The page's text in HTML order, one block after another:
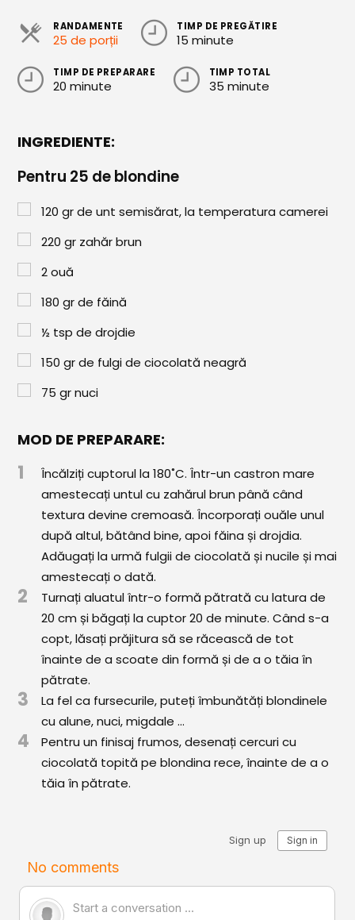
Conserve
Sirop / Compot
Garnituri
Pâine
Paste & Risotto
Patiserie
Aluaturi Dulci
Aluaturi Sărate
Pizza
Rețete cu Carne
Rețete Vegetariene
Salate
Sandwichuri și Wraps
Supe și Ciorbe
Rețete Video
Comunitatea
iCooking
Librărie
Adaugă o rețetă
Cum adăugăm o rețetă
Regulament de postare
CONCURS
RANDAMENTE
25 de porții
TIMP DE PREGĂTIRE
15 minute
TIMP DE PREPARARE
20 minute
TIMP TOTAL
35 minute
INGREDIENTE:
Pentru 25 de blondine
120 gr de unt semisărat, la temperatura camerei
220 gr zahăr brun
2 ouă
180 gr de făină
½ tsp de drojdie
150 gr de fulgi de ciocolată neagră
75 gr nuci
MOD DE PREPARARE:
1
Încălziți cuptorul la 180˚C. Într-un castron mare
amestecați untul cu zahărul brun până când
textura devine cremoasă. Încorporați ouăle unul
după altul, bătând bine, apoi făina și drojdia.
Adăugați la urmă fulgii de ciocolată și nucile și mai
amestecați o dată.
2
Turnați aluatul într-o formă pătrată cu latura de
20 cm și băgați la cuptor 20 de minute. Când s-a
copt, lăsați prăjitura să se răcească de tot
înainte de a scoate din formă și de a o tăia în
pătrate.
3
La fel ca fursecurile, puteți îmbunătăți blondinele
cu alune, nuci, migdale ...
4
Pentru un finisaj frumos, desenați cercuri cu
ciocolată topită pe blondina rece, înainte de a o
tăia în pătrate.